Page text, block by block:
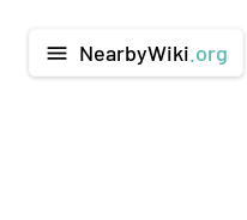
menu NearbyWiki .org